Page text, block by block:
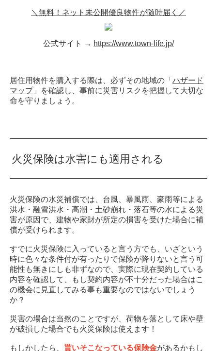
＼無料！ネット未公開優良物件が随時届く／
公式サイト → https://www.town-life.jp/
居住用物件を購入する際は、必ずその地域の「 ハザード
マップ」を確認し、事前に災害リスクを把握して大切な
命を守りましょう。
火災保険は水害にも適用される
火災保険の水災補償では、台風、暴風雨、豪雨等による
洪水・融雪洪水・高潮・土砂崩れ・落石等の水による災
害が原因で、建物や家財が所定の損害を受けた場合に補
償が受けられます。
すでに火災保険に入っていると言う方でも、いざという
時に色々な条件付が有ったりで保険が降りないと言う可
能性も無きにしも非ずなので、実際に現在契約している
内容を確認して、もし契約内容が不十分だった場合はこ
の機会に見直してみる事も重要なのではないでしょう
か？
災害の場合は当然のことですが、荷物を落として床や壁
が破損した場合でも火災保険は使えます！
もしかしたら、 貰いそこなっている保険金があるかもし